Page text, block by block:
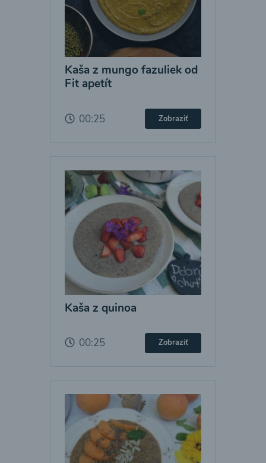
Kaša z mungo fazuliek od
Fit apetít
00:25 Zobraziť
Kaša z quinoa
00:25 Zobraziť